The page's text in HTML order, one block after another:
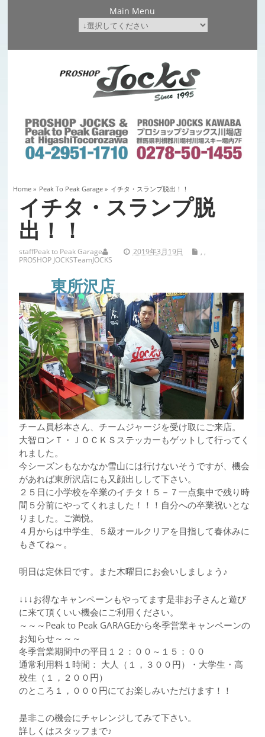
Main Menu
Home» Peak To Peak Garage » イチタ・スランプ脱出！！
イチタ・スランプ脱
出！！
staff 2019年3月19日
Peak to Peak Garage
,
PROSHOP JOCKS
,
TeamJOCKS
東所沢店
チーム員杉本さん、チームジャージを受け取にご来店。
大智ロンＴ・ＪＯＣＫＳステッカーもゲットして行ってく
れました。
今シーズンもなかなか雪山には行けないそうですが、機会
があれば東所沢店にも又顔出しして下さい。
２５日に小学校を卒業のイチタ！５－７一点集中で残り時
間５分前にやってくれました！！！自分への卒業祝いとな
りました。ご満悦。
４月からは中学生、５級オールクリアを目指して春休みに
もきてね～。
明日は定休日です。また木曜日にお会いしましょう♪
↓↓↓お得なキャンペーンもやってます是非お子さんと遊び
に来て頂くいい機会にご利用ください。
～～～Peak to Peak GARAGEから冬季営業キャンペーンの
お知らせ～～～
冬季営業期間中の平日１２：００～１５：００
通常利用料１時間： 大人（１，３００円）・大学生・高
校生（１，２００円）
のところ１，０００円にてお楽しみいただけます！！
是非この機会にチャレンジしてみて下さい。
詳しくはスタッフまで♪